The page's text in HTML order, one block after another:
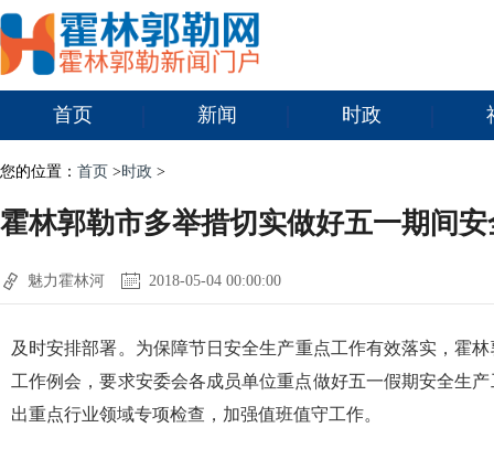
首页 新闻 时政
您的位置： 首页 >时政 >
霍林郭勒市多举措切实做好五一期间
魅力霍林河 2018-05-04 00:00:00
及时安排部署。为保障节日安全生产重点工作有效落实，霍
工作例会，要求安委会各成员单位重点做好五一假期安全生
出重点行业领域专项检查，加强值班值守工作。